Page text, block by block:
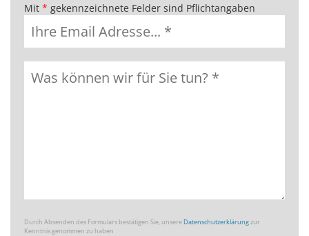
Mit * gekennzeichnete Felder sind Pflichtangaben
Durch Absenden des Formulars bestätigen Sie, unsereDatenschutzerklärungzur
Kenntnis genommen zu haben